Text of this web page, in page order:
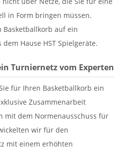
in Form bringen müssen.
Basketballkorb auf ein
Hause HST Spielgeräte.
Turniernetz vom Experten
für Ihren Basketballkorb ein
Zusammenarbeit
mit dem Normenausschuss für
wir für den
mit einem erhöhten